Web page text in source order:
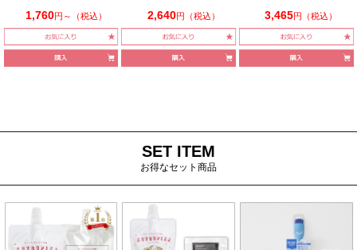
1,760円～（税込） 2,640円（税込） 3,465円（税込）
SET ITEM
お得なセット商品